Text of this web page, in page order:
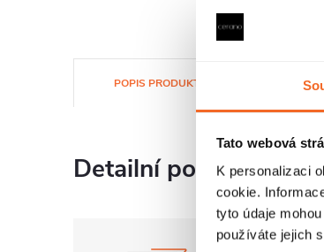
Tato webová
K personalizaci
cookie.
tyto údaje
používáte jejich
POPIS PRODUKTU
Detailní popis